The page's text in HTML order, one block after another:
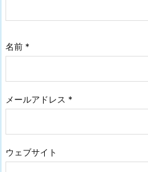
名前 *
メールアドレス *
ウェブサイト